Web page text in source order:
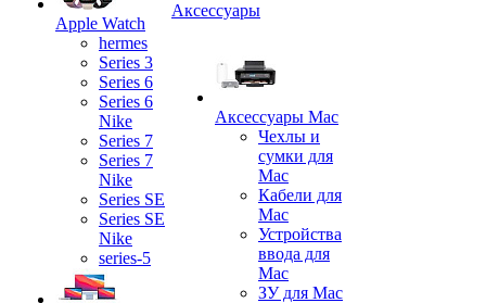
Apple Watch
hermes
Series 3
Series 6
Series 6
Nike
Series 7
Series 7
Nike
Series SE
Series SE
Nike
series-5
Аксессуары
Аксессуары Mac
Чехлы и
сумки для
Mac
Кабели для
Mac
Устройства
ввода для
Mac
ЗУ для Mac